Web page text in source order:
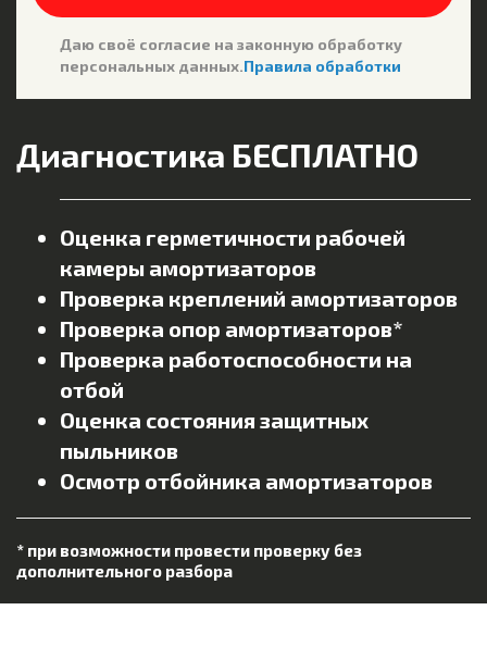
Даю своё согласие на законную обработку
персональных данных.Правила обработки
Диагностика БЕСПЛАТНО
Оценка герметичности рабочей
камеры амортизаторов
Проверка креплений амортизаторов
Проверка опор амортизаторов*
Проверка работоспособности на
отбой
Оценка состояния защитных
пыльников
Осмотр отбойника амортизаторов
* при возможности провести проверку без
дополнительного разбора